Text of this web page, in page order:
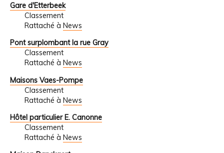
Gare d'Etterbeek
Classement
Rattaché à News
Pont surplombant la rue Gray
Classement
Rattaché à News
Maisons Vaes-Pompe
Classement
Rattaché à News
Hôtel particulier E. Canonne
Classement
Rattaché à News